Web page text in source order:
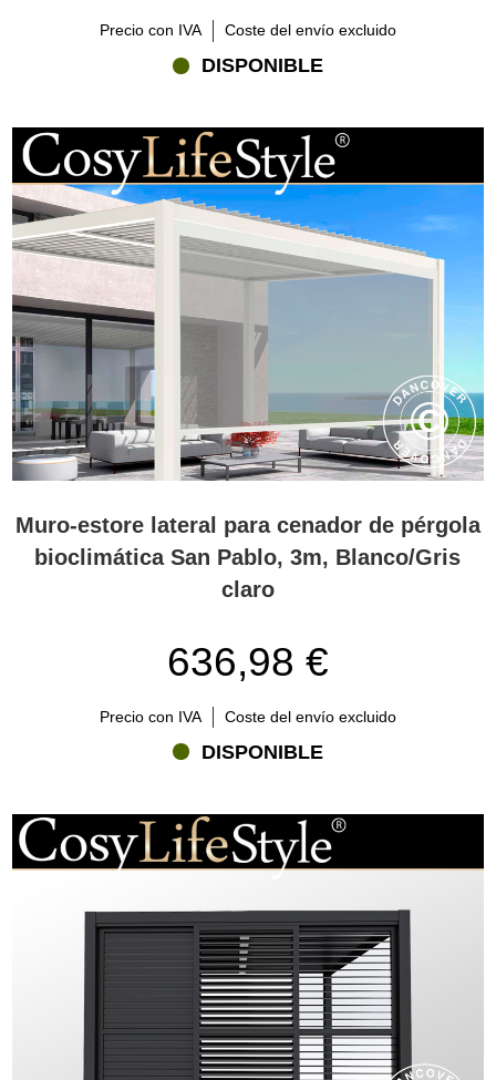
Precio con IVA Coste del envío excluido
DISPONIBLE
Muro-estore lateral para cenador de pérgola
bioclimática San Pablo, 3m, Blanco/Gris
claro
636,98 €
Precio con IVA Coste del envío excluido
DISPONIBLE